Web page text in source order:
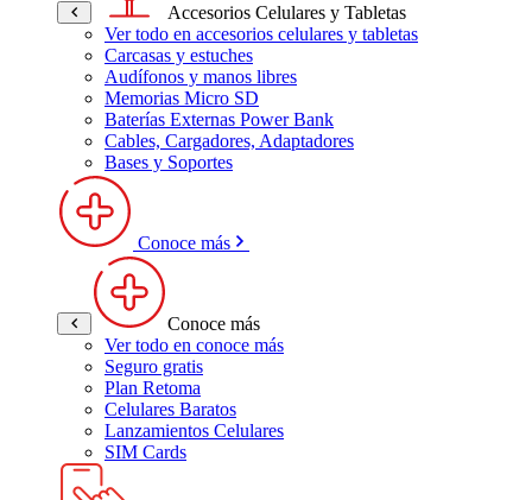
Accesorios Celulares y Tabletas
Ver todo en accesorios celulares y tabletas
Carcasas y estuches
Audífonos y manos libres
Memorias Micro SD
Baterías Externas Power Bank
Cables, Cargadores, Adaptadores
Bases y Soportes
Conoce más
Conoce más
Ver todo en conoce más
Seguro gratis
Plan Retoma
Celulares Baratos
Lanzamientos Celulares
SIM Cards